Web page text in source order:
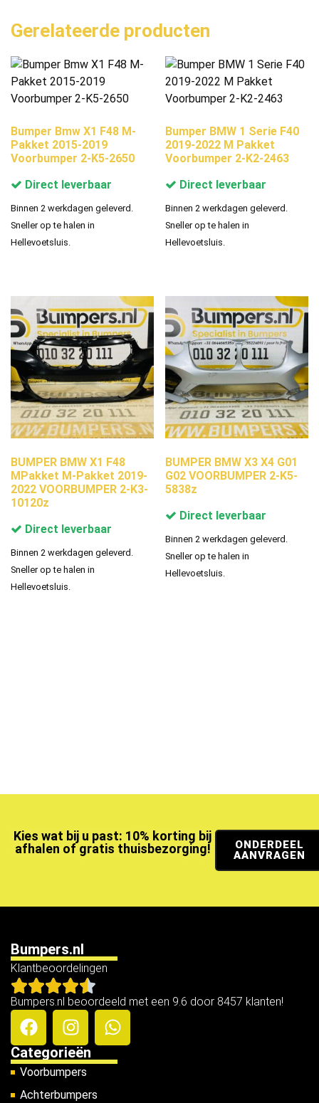
Gerelateerde producten
Bumper Bmw X1 F48 M-
Pakket 2015-2019
Voorbumper 2-K5-2650
Direct leverbaar
Binnen 2 werkdagen geleverd.
Sneller op te halen in
Hellevoetsluis.
Bumper BMW 1 Serie F40
2019-2022 M Pakket
Voorbumper 2-K2-2463
Direct leverbaar
Binnen 2 werkdagen geleverd.
Sneller op te halen in
Hellevoetsluis.
BUMPER BMW X1 F48
MPakket M-Pakket 2019-
2022 VOORBUMPER 2-K3-
10120z
Direct leverbaar
Binnen 2 werkdagen geleverd.
Sneller op te halen in
Hellevoetsluis.
BUMPER BMW X3 X4 G01
G02 VOORBUMPER 2-K5-
5838z
Direct leverbaar
Binnen 2 werkdagen geleverd.
Sneller op te halen in
Hellevoetsluis.
Kies wat bij u past: 10% korting bij
afhalen of gratis thuisbezorging!
ONDERDEEL
AANVRAGEN
Bumpers.nl
Klantbeoordelingen
Bumpers.nl beoordeeld met een 9.6 door 8457 klanten!
Categorieën
Voorbumpers
Achterbumpers